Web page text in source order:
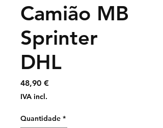
Camião MB
Sprinter
DHL
48,90 €Preço
IVA incl.
Quantidade *